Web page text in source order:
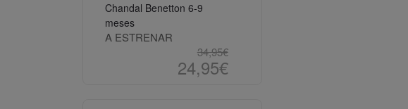
Chandal Benetton 6-9
meses
A ESTRENAR
34,95€
24,95€